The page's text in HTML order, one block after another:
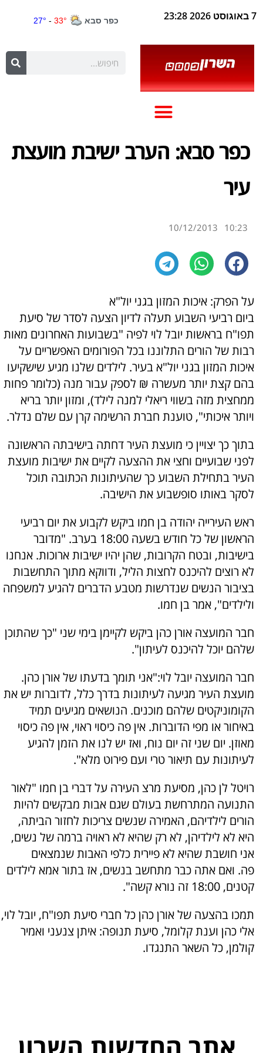
7 באוגוסט 2026 23:28
כפר סבא: הערב ישיבת מועצת
עיר
10:23
10/12/2013
על הפרק: איכות המזון בגני יול"א
ביום רביעי השבוע תעלה לדיון הצעה לסדר של סיעת
תפו"ח בראשות יובל לוי לפיה "​בשבועות האחרונים מאות
רבות של הורים התלוננו בכל הפורומים האפשריים על
איכות המזון בגני יול"א בעיר. לילדים שלנו מגיע שישקיעו
בהם קצת יותר מעשרה ₪ לספק עבור מנה (כלומר פחות
ממחצית מזה בשווי ריאלי למנה לילד), ומזון יותר בריא
ויותר איכותי", טוענת חברת הרשימה קרן עם שלם נדלר.
בתוך כך יצויין כי מועצת העיר דחתה בישיבתה הראשונה
לפני שבועיים וחצי את ההצעה לקיים את ישיבות מועצת
העיר בתחילת השבוע כך שהעיתונות הכתובה תוכל
לסקר באותו סופשבוע את הישיבה.
ראש העירייה יהודה בן חמו ביקש לקבוע את יום רביעי
הראשון של כל חודש בשעה 18:00 בערב. "מדובר
בישיבות, ובטח הקרובות, שהן יהיו ישיבות ארוכות. אנחנו
לא רוצים להיכנס לחצות הליל, ודווקא מתוך התחשבות
בציבור הנשים שנדרשות מטבע הדברים להגיע למשפחה
ולילדים", אמר בן חמו.
חבר המועצה אורן כהן ביקש לקיימן בימי שני "כך שהתוכן
שלהם יוכל להיכנס לעיתון".
חבר המועצה יובל לוי:"אני תומך בדעתו של אורן כהן.
מועצת העיר מגיעה לעיתונות בדרך כלל, לדוברות יש את
הקומוניקטים שלהם מוכנים. הנושאים מגיעים תמיד
באיחור או מפי הדוברות. אין פה כיסוי ראוי, אין פה כיסוי
מאוזן. יום שני זה יום נוח, ואז יש לנו את הזמן להגיע
לעיתונות עם תיאור טרי ועם פירוט מלא".
רויטל לן כהן, מסיעת מרצ העירה על דברי בן חמו "לאור
התנועה המתרחשת בעולם שגם אבות מבקשים להיות
הורים לילדיהם, האמירה שנשים צריכות לחזור הביתה,
היא לא לילדיהן, לא רק שהיא לא ראויה ברמה של נשים,
אני חושבת שהיא לא פיירית כלפי האבות שנמצאים
פה. ואם אתה כבר מתחשב בנשים, אז בתור אמא לילדים
קטנים, 18:00 זה נורא קשה".
תמכו בהצעה של אורן כהן כל חברי סיעת תפו"ח, יובל לוי,
אלי כהן וענת קלומל, סיעת תנופה: איתן צנעני ואמיר
קולמן, כל השאר התנגדו.